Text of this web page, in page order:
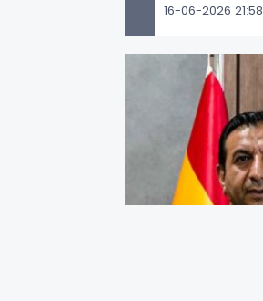
16-06-2026 21:58